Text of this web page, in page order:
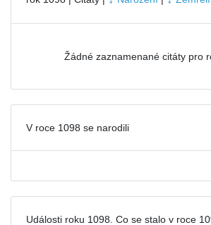
Žádné zaznamenané citáty pro
V roce 1098 se narodili
Události roku 1098. Co se stalo v roce